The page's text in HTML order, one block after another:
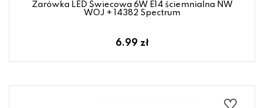
Żarówka LED Świecowa 6W E14 ściemnialna NW
WOJ + 14382 Spectrum
6.99 zł